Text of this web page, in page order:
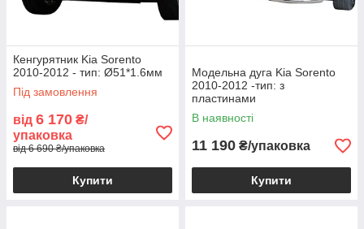
Кенгурятник Kia Sorento
2010-2012 - тип: Ø51*1.6мм
Під замовлення
від 6 170 ₴/
упаковка
від 6 690 ₴/упаковка
Купити
Модельна дуга Kia Sorento
2010-2012 -тип: з
пластинами
В наявності
11 190 ₴/упаковка
Купити